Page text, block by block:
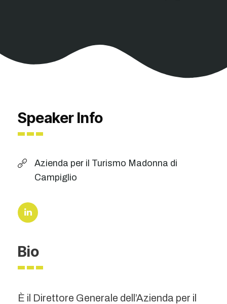
Speaker Info
Azienda per il Turismo Madonna di
Campiglio
Bio
È il Direttore Generale dell’Azienda per il